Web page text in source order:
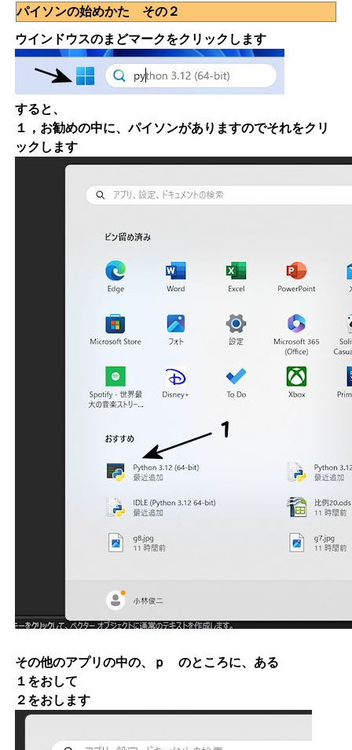
パイソンの始めかた その２
ウインドウスのまどマークをクリックします
すると、
１，お勧めの中に、パイソンがありますのでそれをクリ
ックします
その他のアプリの中の、ｐ のところに、ある
１をおして
２をおします